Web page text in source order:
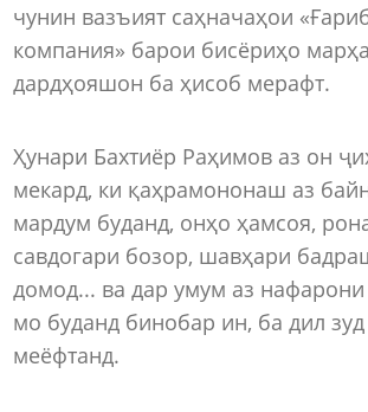
чунин вазъият саҳначаҳои
компания» барои бисёриҳо
дардҳояшон ба ҳисоб мерафт.
Ҳунари Бахтиёр Раҳимов аз он
мекард, ки қаҳрамононаш аз
мардум буданд, онҳо ҳамсоя,
савдогари бозор, шавҳари
домод... ва дар умум аз нафарони
мо буданд бинобар ин, ба дил
меёфтанд.